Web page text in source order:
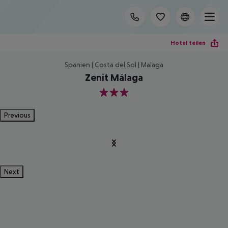
Hotel teilen
Spanien | Costa del Sol | Malaga
Zenit Málaga
3
Previous
Next